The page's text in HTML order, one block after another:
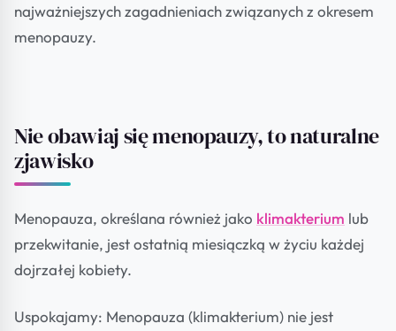
najważniejszych zagadnieniach związanych z okresem
menopauzy.
Nie obawiaj się menopauzy, to naturalne
zjawisko
Menopauza, określana również jako klimakterium lub
przekwitanie, jest ostatnią miesiączką w życiu każdej
dojrzałej kobiety.
Uspokajamy: Menopauza (klimakterium) nie jest